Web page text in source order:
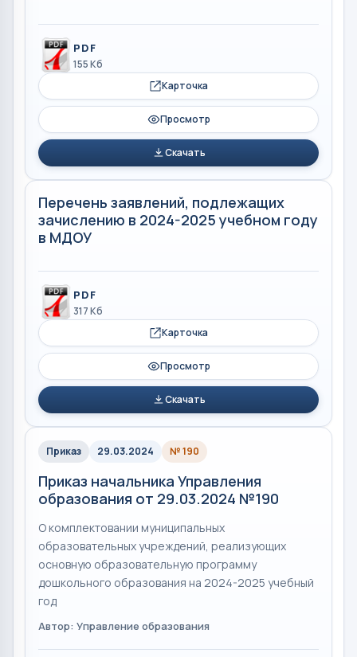
PDF
155 Кб
Карточка
Просмотр
Скачать
Перечень заявлений, подлежащих
зачислению в 2024-2025 учебном году
в МДОУ
PDF
317 Кб
Карточка
Просмотр
Скачать
Приказ 29.03.2024 № 190
Приказ начальника Управления
образования от 29.03.2024 №190
О комплектовании муниципальных
образовательных учреждений, реализующих
основную образовательную программу
дошкольного образования на 2024-2025 учебный
год
Автор: Управление образования